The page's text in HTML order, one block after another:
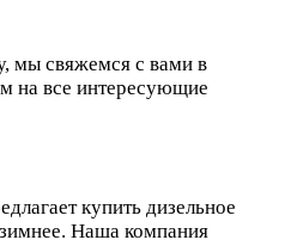
мы свяжемся с вами в
на все интересующие
купить дизельное
Наша компания